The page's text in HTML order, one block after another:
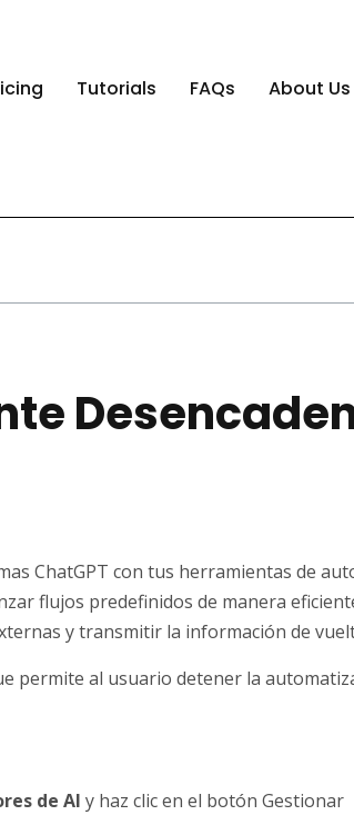
Tutorials FAQs About Us
ChatGPT con tus herramientas de
flujos predefinidos de manera
y transmitir la información de
permite al usuario detener la
de AI y haz clic en el botón Gestionar